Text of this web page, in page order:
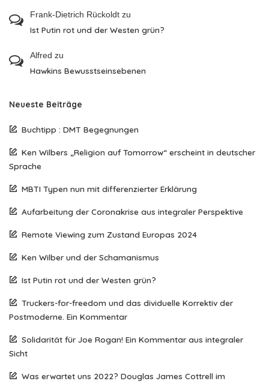
Frank-Dietrich Rückoldt zu
Ist Putin rot und der Westen grün?
Alfred zu
Hawkins Bewusstseinsebenen
Neueste Beiträge
Buchtipp : DMT Begegnungen
Ken Wilbers „Religion auf Tomorrow“ erscheint in deutscher
Sprache
MBTI Typen nun mit differenzierter Erklärung
Aufarbeitung der Coronakrise aus integraler Perspektive
Remote Viewing zum Zustand Europas 2024
Ken Wilber und der Schamanismus
Ist Putin rot und der Westen grün?
Truckers-for-freedom und das dividuelle Korrektiv der
Postmoderne. Ein Kommentar
Solidarität für Joe Rogan! Ein Kommentar aus integraler
Sicht
Was erwartet uns 2022? Douglas James Cottrell im